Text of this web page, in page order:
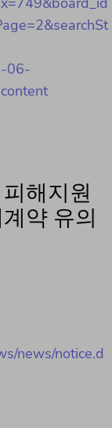
06-
해지원
약 유의
news/notice.d